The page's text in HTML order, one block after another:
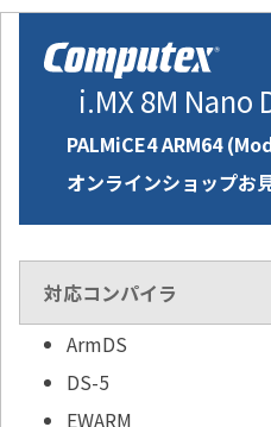
i.MX 8M Nano
PALMiCE4 ARM64
オンラインショップお
対応コンパイラ
ArmDS
DS-5
EWARM